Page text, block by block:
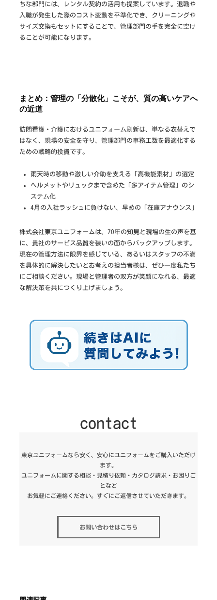
ちな部門には、レンタル契約の活用も提案しています。退職や
入職が発生した際のコスト変動を平準化でき、クリーニングや
サイズ交換もセットにすることで、管理部門の手を完全に空け
ることが可能になります。
まとめ：管理の「分散化」こそが、質の高いケアへ
の近道
訪問看護・介護におけるユニフォーム刷新は、単なる衣替えで
はなく、現場の安全を守り、管理部門の事務工数を最適化する
ための戦略的投資です。
雨天時の移動や激しい介助を支える「高機能素材」の選定
ヘルメットやリュックまで含めた「多アイテム管理」のシ
ステム化
4月の入社ラッシュに負けない、早めの「在庫アナウンス」
株式会社東京ユニフォームは、70年の知見と現場の生の声を基
に、貴社のサービス品質を装いの面からバックアップします。
現在の管理方法に限界を感じている、あるいはスタッフの不満
を具体的に解決したいとお考えの担当者様は、ぜひ一度私たち
にご相談ください。現場と管理者の双方が笑顔になれる、最適
な解決策を共につくり上げましょう。
contact
東京ユニフォームなら安く、安心にユニフォームをご購入いただけ
ます。
ユニフォームに関する相談・見積り依頼・カタログ請求・お困りご
となど
お気軽にご連絡ください。すぐにご返信させていただきます。
お問い合わせはこちら